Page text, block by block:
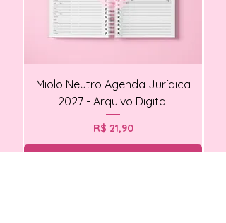
Miolo Neutro Agenda Jurídica
2027 - Arquivo Digital
Preço
R$ 21,90